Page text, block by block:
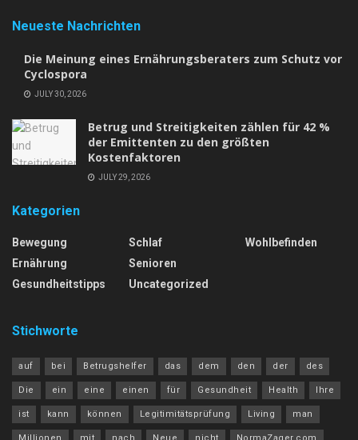
Neueste Nachrichten
Die Meinung eines Ernährungsberaters zum Schutz vor
Cyclospora
JULY 30, 2026
Betrug und Streitigkeiten zählen für 42 %
der Emittenten zu den größten
Kostenfaktoren
JULY 29, 2026
Kategorien
Bewegung
Ernährung
Gesundheitstipps
Schlaf
Senioren
Uncategorized
Wohlbefinden
Stichworte
auf bei Betrugshelfer das dem den der des
Die ein eine einen für Gesundheit Health Ihre
ist kann können Legitimitätsprüfung Living man